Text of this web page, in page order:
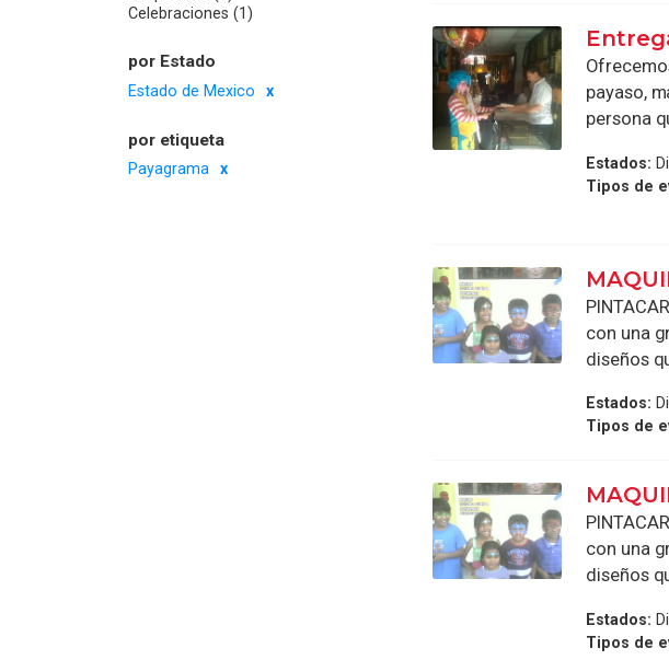
Celebraciones (1)
por Estado
Estado de Mexico
por etiqueta
Payagrama
payaso,
persona
Estados:
Tipos de
con una
diseños
Estados:
Tipos de
con una
diseños
Estados:
Tipos de